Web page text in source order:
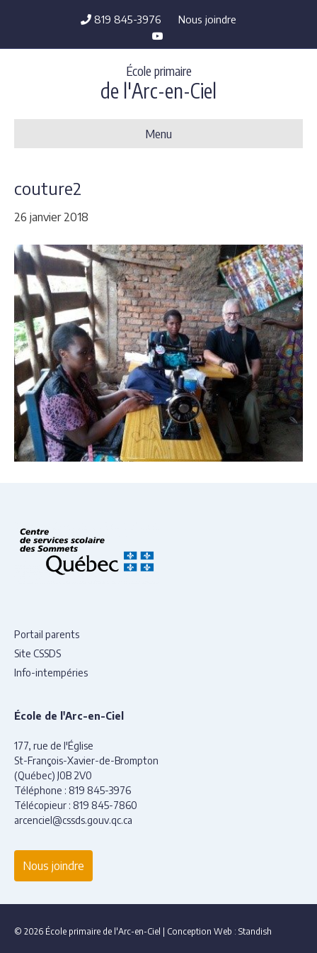
819 845-3976
Nous joindre
Y
o
u
u
e
École primaire
de l'Arc-en-Ciel
Menu
couture2
26 janvier 2018
Portail parents
Site CSSDS
Info-intempéries
École de l'Arc-en-Ciel
177, rue de l'Église
St-François-Xavier-de-Brompton
(Québec) J0B 2V0
Téléphone : 819 845-3976
Télécopieur : 819 845-7860
arcenciel@cssds.gouv.qc.ca
Nous joindre
© 2026 École primaire de l'Arc-en-Ciel Conception Web : Standish